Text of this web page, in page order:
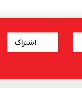
اشتراک